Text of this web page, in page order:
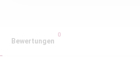
Bewertungen
0